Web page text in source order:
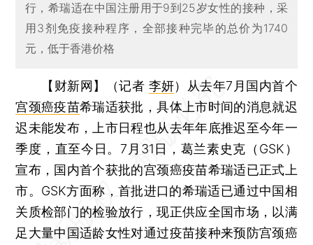
行，希瑞适在中国注册用于9到25岁女性的接种，采
用3剂免疫接种程序，全部接种完毕的总价为1740
元，低于香港价格
【财新网】（记者 李妍） 从去年7月国内首个
宫颈癌疫苗希瑞适获批，具体上市时间的消息就迟
迟未能发布，上市日程也从去年年底推迟至今年一
季度，直至今日。7月31日，葛兰素史克（GSK）
宣布，国内首个获批的宫颈癌疫苗希瑞适已正式上
市。GSK方面称，首批进口的希瑞适已通过中国相
关质检部门的检验放行，现正供应全国市场，以满
足大量中国适龄女性对通过疫苗接种来预防宫颈癌